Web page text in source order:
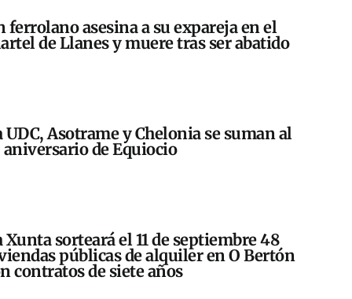
ferrolano asesina a su expareja en el
de Llanes y muere tras ser abatido
UDC, Asotrame y Chelonia se suman al
aniversario de Equiocio
Xunta sorteará el 11 de septiembre 48
públicas de alquiler en O Bertón
contratos de siete años